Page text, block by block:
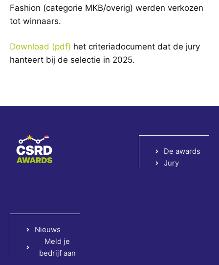
Fashion (categorie MKB/overig) werden verkozen
tot winnaars.
Download (pdf) het criteriadocument dat de jury
hanteert bij de selectie in 2025.
De awards
Jury
Nieuws
Meld je
bedrijf aan